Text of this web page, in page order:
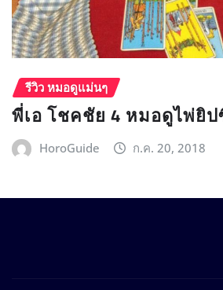
รีวิว หมอดูแม่นๆ
พี่เอ โชคชัย 4 หมอดูไพ่ยิ
HoroGuide ก.ค. 20, 2018